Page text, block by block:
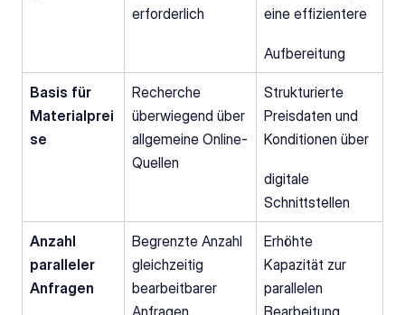
erforderlich
eine effizientere
Aufbereitung
Basis für
Materialprei
se
Recherche
überwiegend über
allgemeine Online-
Quellen
Strukturierte
Preisdaten und
Konditionen über
digitale
Schnittstellen
Anzahl
paralleler
Anfragen
Begrenzte Anzahl
gleichzeitig
bearbeitbarer
Anfragen
Erhöhte
Kapazität zur
parallelen
Bearbeitung